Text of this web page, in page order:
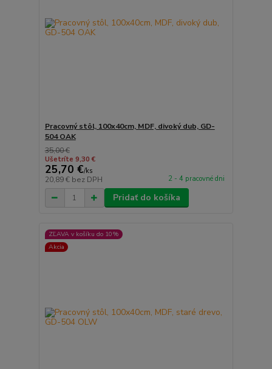
Pracovný stôl, 100x40cm, MDF, divoký dub, GD-
504 OAK
35,00 €
Ušetríte 9,30 €
25,70 €/ks
20,89 € bez DPH 2 - 4 pracovné dni
Pridať do košíka
ZĽAVA v košíku do 10%
Akcia